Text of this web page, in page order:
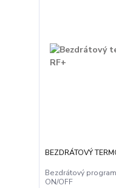
BEZDRÁTOVÝ
Bezdrátový
ON/OFF